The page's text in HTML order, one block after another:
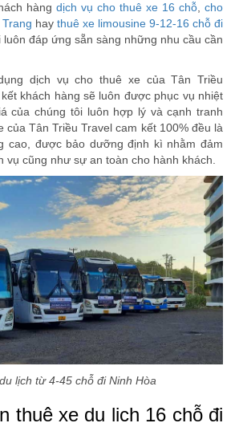
hàng dịch vụ cho thuê xe 16 chỗ cho
hay thuê xe limousine 9-12-16 chỗ đi
luôn đáp ứng sẵn sàng những nhu cầu cần
dịch vụ cho thuê xe của Tân Triều
khách hàng sẽ luôn được phục vụ nhiệt
của chúng tôi luôn hợp lý và cạnh tranh
của Tân Triều Travel cam kết 100% đều là
cao, được bảo dưỡng định kì nhằm đảm
vụ cũng như sự an toàn cho hành khách.
lịch từ 4-45 chỗ đi Ninh Hòa
thuê xe du lịch 16 chỗ đi